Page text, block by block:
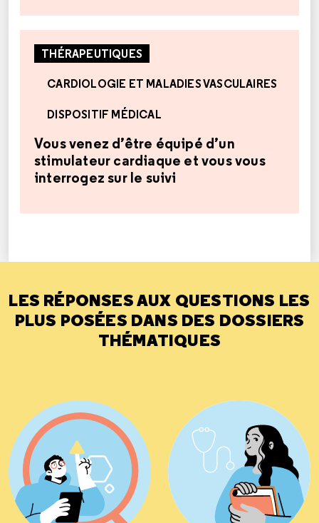
THÉRAPEUTIQUES
CARDIOLOGIE ET MALADIES VASCULAIRES
DISPOSITIF MÉDICAL
Vous venez d’être équipé d’un
stimulateur cardiaque et vous vous
interrogez sur le suivi
LES RÉPONSES AUX QUESTIONS LES
PLUS POSÉES DANS DES DOSSIERS
THÉMATIQUES